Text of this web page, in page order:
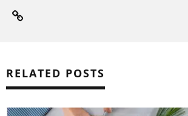
RELATED POSTS